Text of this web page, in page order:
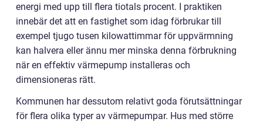
energi med upp till flera tiotals procent. I praktiken
innebär det att en fastighet som idag förbrukar till
exempel tjugo tusen kilowattimmar för uppvärmning
kan halvera eller ännu mer minska denna förbrukning
när en effektiv värmepump installeras och
dimensioneras rätt.
Kommunen har dessutom relativt goda förutsättningar
för flera olika typer av värmepumpar. Hus med större